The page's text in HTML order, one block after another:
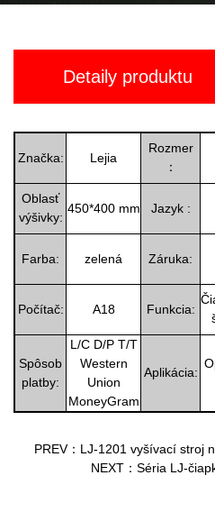
Detaily produktu
Značka: Lejia
Rozmer
：
Oblasť
výšivky:
450*400 mm Jazyk :
Farba: zelená Záruka:
Počítač: A18 Funkcia:
Spôsob
platby:
L/C D/P T/T
Western
Union
MoneyGram
Aplikácia:
PREV：LJ-1201 vyšívací stroj
NEXT：Séria LJ-